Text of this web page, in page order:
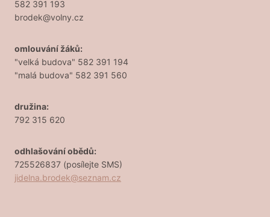
582 391 193
brodek@volny.cz
omlouvání žáků:
"velká budova" 582 391 194
"malá budova" 582 391 560
družina:
792 315 620
odhlašování obědů:
725526837 (posílejte SMS)
jidelna.brodek@seznam.cz